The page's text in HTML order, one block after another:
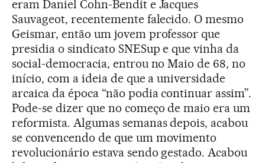
eram Daniel Cohn-Bendit e Jacques
Sauvageot, recentemente falecido. O mesmo
Geismar, então um jovem professor que
presidia o sindicato SNESup e que vinha da
social-democracia, entrou no Maio de 68, no
início, com a ideia de que a universidade
arcaica da época “não podia continuar assim”.
Pode-se dizer que no começo de maio era um
reformista. Algumas semanas depois, acabou
se convencendo de que um movimento
revolucionário estava sendo gestado. Acabou